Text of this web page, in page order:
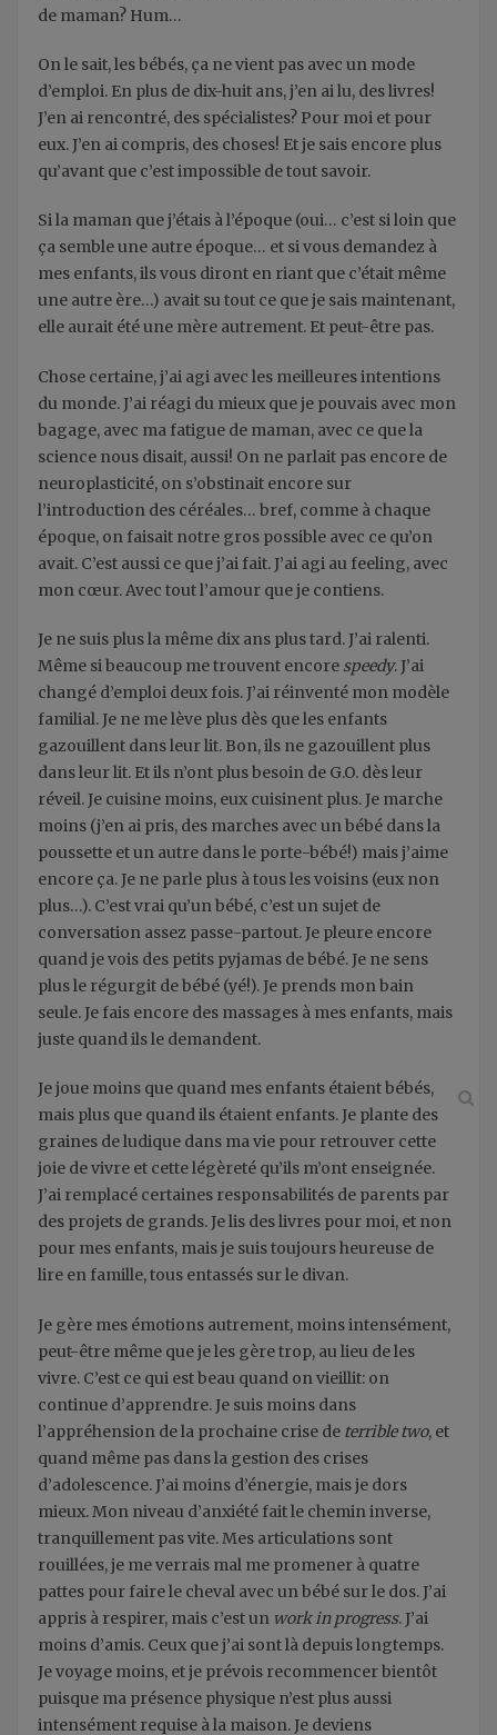
de maman? Hum…
On le sait, les bébés, ça ne vient pas avec un mode
d’emploi. En plus de dix-huit ans, j’en ai lu, des livres!
J’en ai rencontré, des spécialistes? Pour moi et pour
eux. J’en ai compris, des choses! Et je sais encore plus
qu’avant que c’est impossible de tout savoir.
Si la maman que j’étais à l’époque (oui… c’est si loin que
ça semble une autre époque… et si vous demandez à
mes enfants, ils vous diront en riant que c’était même
une autre ère…) avait su tout ce que je sais maintenant,
elle aurait été une mère autrement. Et peut-être pas.
Chose certaine, j’ai agi avec les meilleures intentions
du monde. J’ai réagi du mieux que je pouvais avec mon
bagage, avec ma fatigue de maman, avec ce que la
science nous disait, aussi! On ne parlait pas encore de
neuroplasticité, on s’obstinait encore sur
l’introduction des céréales… bref, comme à chaque
époque, on faisait notre gros possible avec ce qu’on
avait. C’est aussi ce que j’ai fait. J’ai agi au feeling, avec
mon cœur. Avec tout l’amour que je contiens.
Je ne suis plus la même dix ans plus tard. J’ai ralenti.
Même si beaucoup me trouvent encore speedy. J’ai
changé d’emploi deux fois. J’ai réinventé mon modèle
familial. Je ne me lève plus dès que les enfants
gazouillent dans leur lit. Bon, ils ne gazouillent plus
dans leur lit. Et ils n’ont plus besoin de G.O. dès leur
réveil. Je cuisine moins, eux cuisinent plus. Je marche
moins (j’en ai pris, des marches avec un bébé dans la
poussette et un autre dans le porte-bébé!) mais j’aime
encore ça. Je ne parle plus à tous les voisins (eux non
plus…). C’est vrai qu’un bébé, c’est un sujet de
conversation assez passe-partout. Je pleure encore
quand je vois des petits pyjamas de bébé. Je ne sens
plus le régurgit de bébé (yé!). Je prends mon bain
seule. Je fais encore des massages à mes enfants, mais
juste quand ils le demandent.
Je joue moins que quand mes enfants étaient bébés,
mais plus que quand ils étaient enfants. Je plante des
graines de ludique dans ma vie pour retrouver cette
joie de vivre et cette légèreté qu’ils m’ont enseignée.
J’ai remplacé certaines responsabilités de parents par
des projets de grands. Je lis des livres pour moi, et non
pour mes enfants, mais je suis toujours heureuse de
lire en famille, tous entassés sur le divan.
Je gère mes émotions autrement, moins intensément,
peut-être même que je les gère trop, au lieu de les
vivre. C’est ce qui est beau quand on vieillit: on
continue d’apprendre. Je suis moins dans
l’appréhension de la prochaine crise de terrible two, et
quand même pas dans la gestion des crises
d’adolescence. J’ai moins d’énergie, mais je dors
mieux. Mon niveau d’anxiété fait le chemin inverse,
tranquillement pas vite. Mes articulations sont
rouillées, je me verrais mal me promener à quatre
pattes pour faire le cheval avec un bébé sur le dos. J’ai
appris à respirer, mais c’est un work in progress. J’ai
moins d’amis. Ceux que j’ai sont là depuis longtemps.
Je voyage moins, et je prévois recommencer bientôt
puisque ma présence physique n’est plus aussi
intensément requise à la maison. Je deviens